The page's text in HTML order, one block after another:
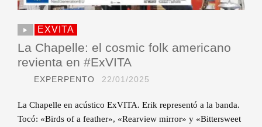
EXVITA
La Chapelle: el cosmic folk americano
revienta en #ExVITA
EXPERPENTO 22/01/2025
La Chapelle en acústico ExVITA. Erik representó a la banda.
Tocó: «Birds of a feather», «Rearview mirror» y «Bittersweet